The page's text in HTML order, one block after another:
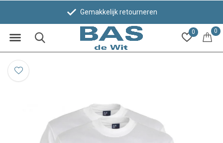
0 0
Gemakkelijk retourneren